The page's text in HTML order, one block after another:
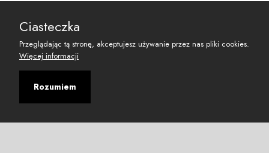
reset@resetobywatelski.pl
Ciasteczka
Przeglądając tą stronę, akceptujesz używanie przez nas pliki cookies.
Więcej informacji
Rozumiem